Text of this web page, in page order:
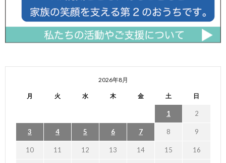
2026年8月
月 火 水 木 金 土 日
1 2
3 4 5 6 7 8 9
10 11 12 13 14 15 16